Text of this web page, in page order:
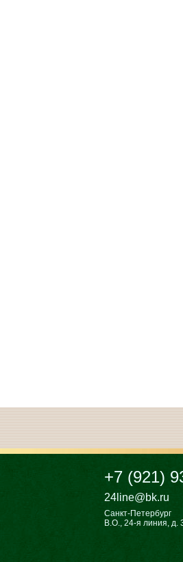
+7 (921)
24line@bk.ru
Санкт-Петербург
В.О., 24-я линия, д.